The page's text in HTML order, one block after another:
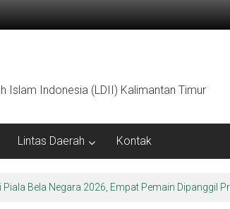
Islam Indonesia (LDII) Kalimantan Timur
Lintas Daerah Kontak
Piala Bela Negara 2026, Empat Pemain Dipanggil